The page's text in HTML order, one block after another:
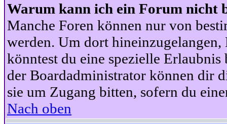
Warum kann ich ein Forum nicht
Manche Foren können nur von
werden. Um dort hineinzugelangen,
könntest du eine spezielle
der Boardadministrator können dir
sie um Zugang bitten, sofern du
Nach oben